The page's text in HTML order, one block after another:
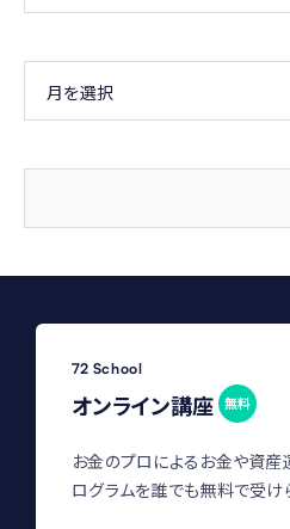
月を選択
72 School
オンライン講座 無料
お金のプロによるお金や資
ログラムを誰でも無料で受け